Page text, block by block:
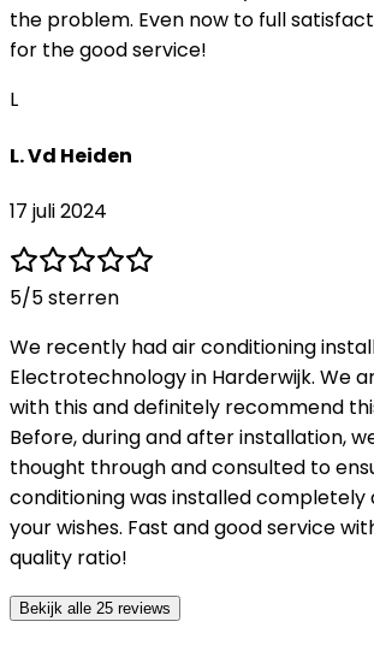
the problem. Even now to full
for the good service!
L
L. Vd Heiden
17 juli 2024
5/5 sterren
We recently had air conditioning
Electrotechnology in Harderwijk. We
with this and definitely recommend
Before, during and after installation,
thought through and consulted to
conditioning was installed
your wishes. Fast and good service
quality ratio!
Bekijk alle 25 reviews